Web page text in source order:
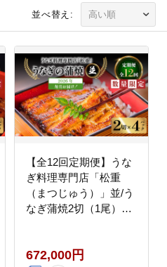
並べ替え:
【全12回定期便】うな
ぎ料理専門店「松重
（まつじゅう）」並/う
なぎ蒲焼2切（1尾）×4
672,000円